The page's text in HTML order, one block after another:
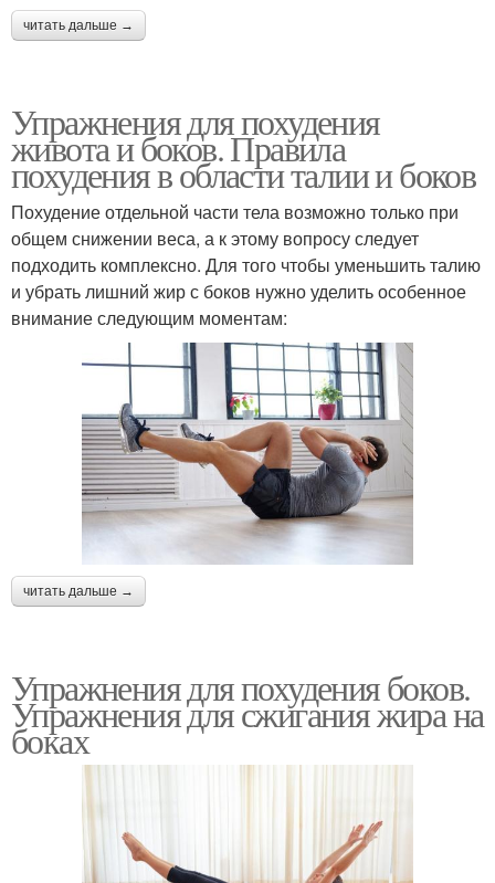
читать дальше →
Упражнения для похудения
живота и боков. Правила
похудения в области талии и боков
Похудение отдельной части тела возможно только при
общем снижении веса, а к этому вопросу следует
подходить комплексно. Для того чтобы уменьшить талию
и убрать лишний жир с боков нужно уделить особенное
внимание следующим моментам:
читать дальше →
Упражнения для похудения боков.
Упражнения для сжигания жира на
боках